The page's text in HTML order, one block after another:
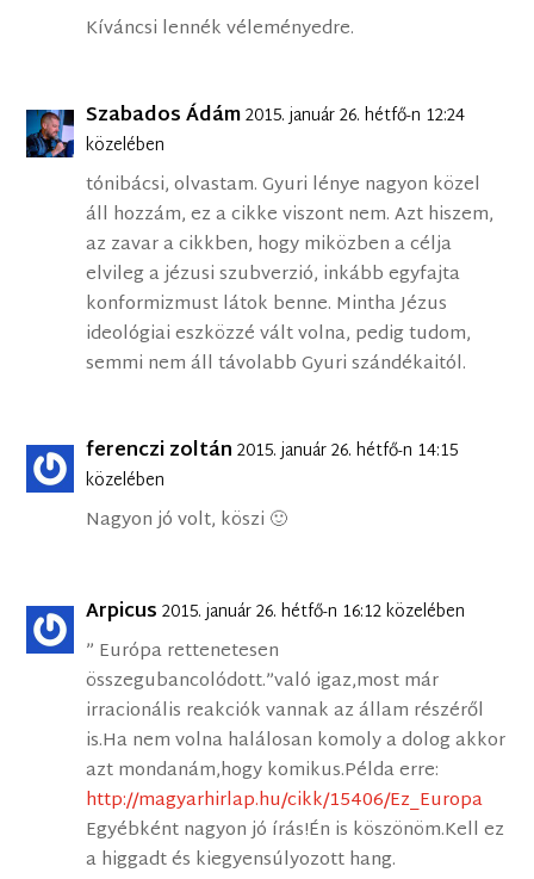
Kíváncsi lennék véleményedre.
Szabados Ádám2015. január 26. hétfő-n 12:24
közelében
tónibácsi, olvastam. Gyuri lénye nagyon közel
áll hozzám, ez a cikke viszont nem. Azt hiszem,
az zavar a cikkben, hogy miközben a célja
elvileg a jézusi szubverzió, inkább egyfajta
konformizmust látok benne. Mintha Jézus
ideológiai eszközzé vált volna, pedig tudom,
semmi nem áll távolabb Gyuri szándékaitól.
ferenczi zoltán 2015. január 26. hétfő-n 14:15
közelében
Nagyon jó volt, köszi 🙂
Arpicus 2015. január 26. hétfő-n 16:12 közelében
” Európa rettenetesen
összegubancolódott.”való igaz,most már
irracionális reakciók vannak az állam részéről
is.Ha nem volna halálosan komoly a dolog akkor
azt mondanám,hogy komikus.Példa erre:
http://magyarhirlap.hu/cikk/15406/Ez_Europa
Egyébként nagyon jó írás!Én is köszönöm.Kell ez
a higgadt és kiegyensúlyozott hang.